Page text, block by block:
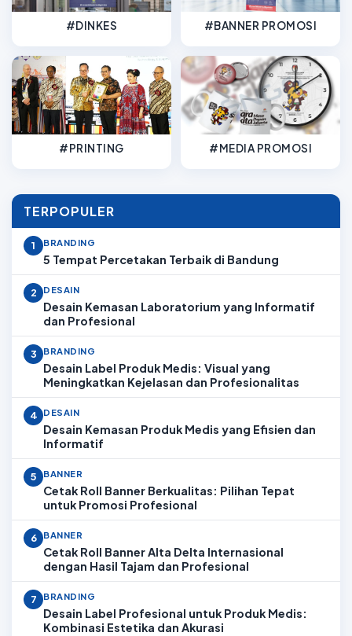
#DINKES #BANNER PROMOSI
#PRINTING #MEDIA PROMOSI
TERPOPULER
1 BRANDING
5 Tempat Percetakan Terbaik di Bandung
2 DESAIN
Desain Kemasan Laboratorium yang Informatif
dan Profesional
3 BRANDING
Desain Label Produk Medis: Visual yang
Meningkatkan Kejelasan dan Profesionalitas
4 DESAIN
Desain Kemasan Produk Medis yang Efisien dan
Informatif
5 BANNER
Cetak Roll Banner Berkualitas: Pilihan Tepat
untuk Promosi Profesional
6 BANNER
Cetak Roll Banner Alta Delta Internasional
dengan Hasil Tajam dan Profesional
7 BRANDING
Desain Label Profesional untuk Produk Medis:
Kombinasi Estetika dan Akurasi